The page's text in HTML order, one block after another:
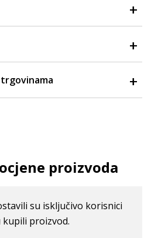
proizvoda
su isključivo korisnici
kupili proizvod.